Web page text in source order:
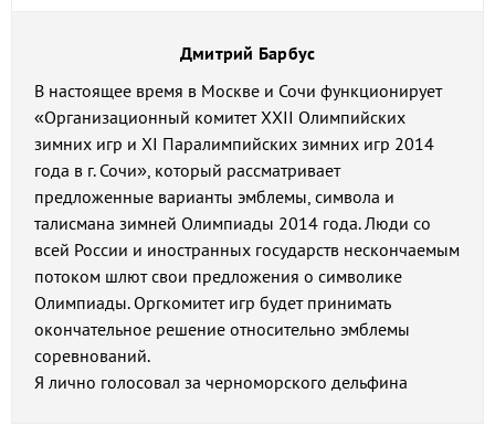
Дмитрий Барбус
В настоящее время в Москве и Сочи функционирует
«Организационный комитет XXII Олимпийских
зимних игр и XI Паралимпийских зимних игр 2014
года в г. Сочи», который рассматривает
предложенные варианты эмблемы, символа и
талисмана зимней Олимпиады 2014 года. Люди со
всей России и иностранных государств нескончаемым
потоком шлют свои предложения о символике
Олимпиады. Оргкомитет игр будет принимать
окончательное решение относительно эмблемы
соревнований.
Я лично голосовал за черноморского дельфина